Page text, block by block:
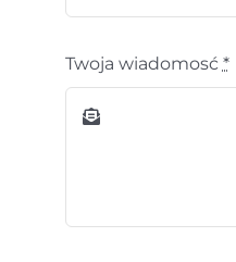
Twoja wiadomosć *